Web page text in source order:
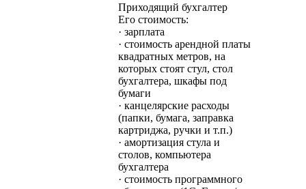
Приходящий бухгалтер
Его стоимость:
· зарплата
· стоимость арендной платы
квадратных метров, на
которых стоят стул, стол
бухгалтера, шкафы под
бумаги
· канцелярские расходы
(папки, бумага, заправка
картриджа, ручки и т.п.)
· амортизация стула и
столов, компьютера
бухгалтера
· стоимость программного